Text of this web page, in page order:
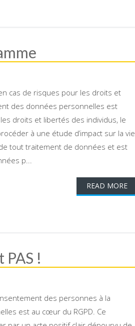
en cas de risques pour les droits et
des données personnelles est
droits et libertés des individus, le
à une étude d’impact sur la vie
tout traitement de données et est
p...
READ MORE
!
des personnes à la
est au cœur du RGPD. Ce